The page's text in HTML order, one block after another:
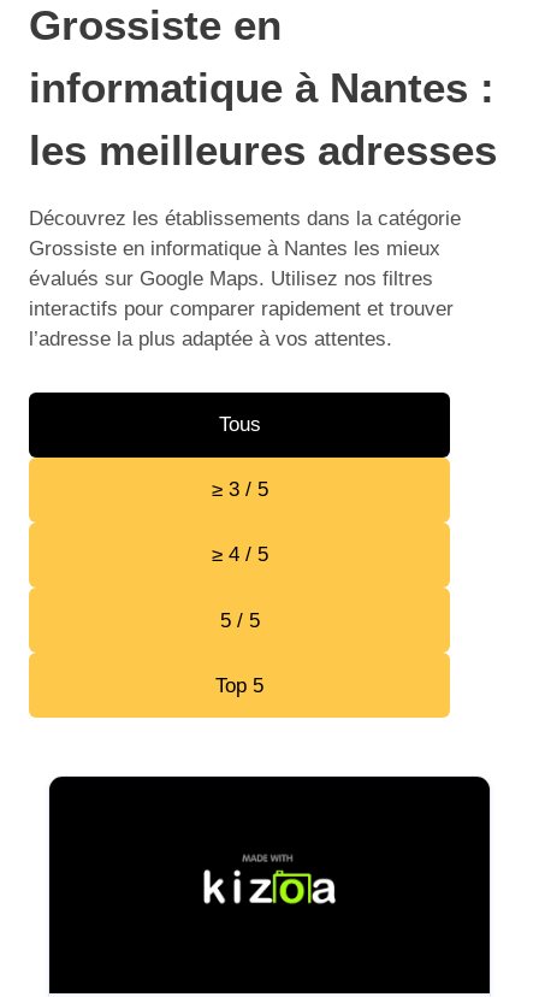
Grossiste en
informatique à Nantes :
les meilleures adresses
Découvrez les établissements dans la catégorie
Grossiste en informatique à Nantes les mieux
évalués sur Google Maps. Utilisez nos filtres
interactifs pour comparer rapidement et trouver
l’adresse la plus adaptée à vos attentes.
Tous
≥ 3 / 5
≥ 4 / 5
5 / 5
Top 5